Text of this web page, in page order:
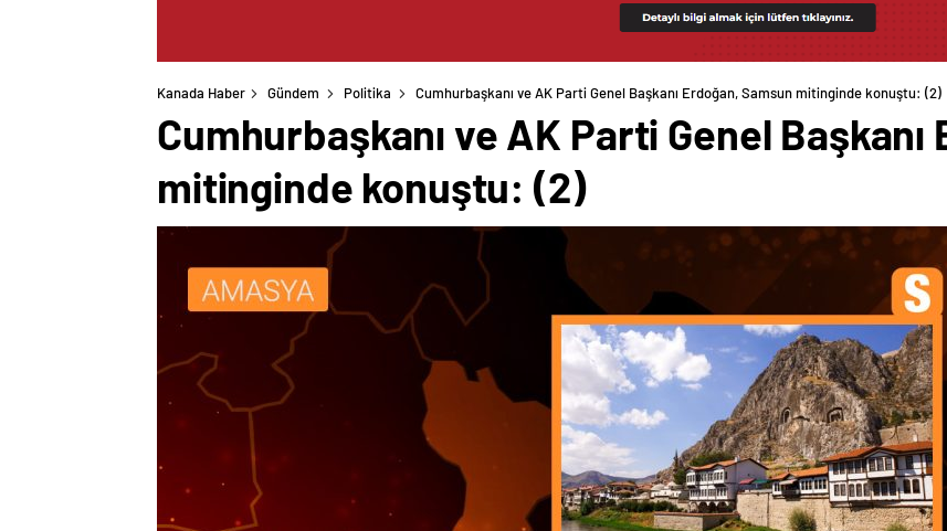
Kanada Haber Gündem Politika Cumhurbaşkanı ve AK Parti Genel Başkanı Erdoğan, Samsun mitinginde konuştu: (2)
Cumhurbaşkanı ve AK Parti Genel
mitinginde konuştu: (2)